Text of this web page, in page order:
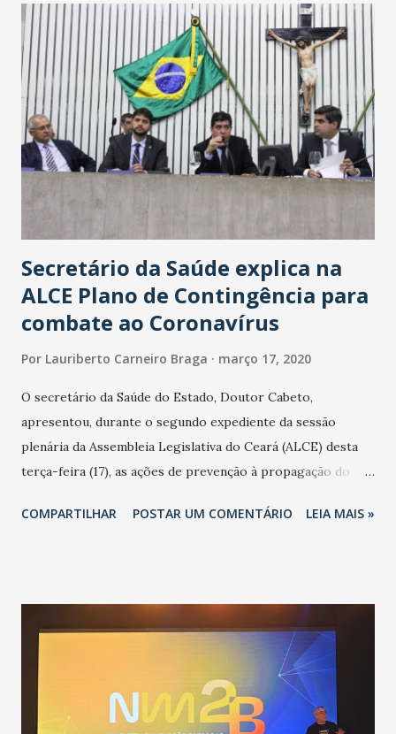
Secretário da Saúde explica na
ALCE Plano de Contingência para
combate ao Coronavírus
Por Lauriberto Carneiro Braga março 17, 2020
O secretário da Saúde do Estado, Doutor Cabeto,
apresentou, durante o segundo expediente da sessão
plenária da Assembleia Legislativa do Ceará (ALCE) desta
terça-feira (17), as ações de prevenção à propagação do
adotadas pelo Governo do Estado na contenção da
população suspeita e de cuidados com os ambientes
públicos e domiciliares. “Nós não estamos vivendo uma
epidemia comum, como temos em todos os anos, com
aumento de casos de dengue, influenza ou H1N1. Trata-se
de uma epidemia com um vírus diferente, com um poder de
COMPARTILHAR POSTAR UM COMENTÁRIO LEIA MAIS »